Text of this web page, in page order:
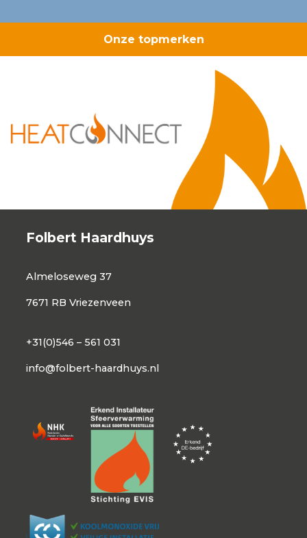
Onze topmerken
Folbert Haardhuys
Almeloseweg 37
7671 RB Vriezenveen
+31(0)546 – 561 031
info@folbert-haardhuys.nl